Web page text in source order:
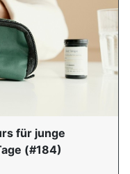
für junge
(#184)